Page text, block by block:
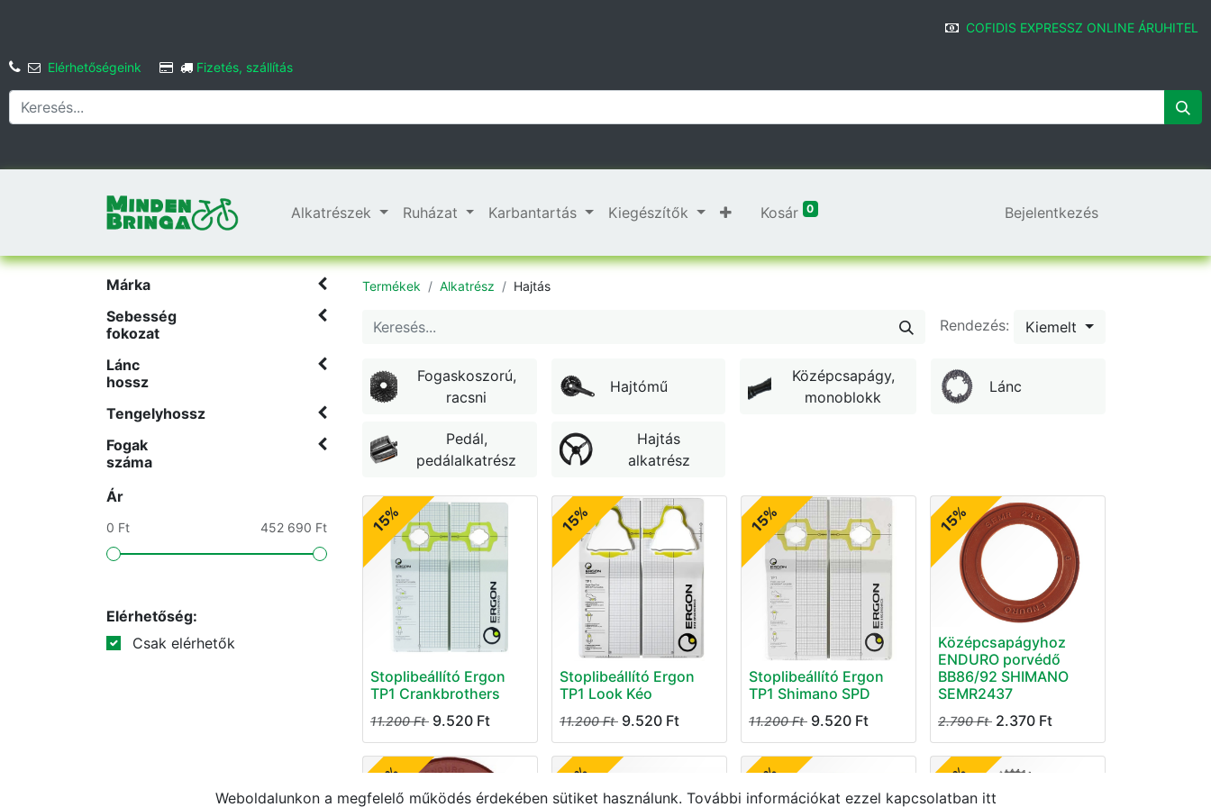
COFIDIS EXPRESSZ ONLINE ÁRUHITEL
Elérhetőségeink Fizetés, szállítás
Alkatrészek Ruházat Karbantartás Kiegészítők Kosár 0 Bejelentkezés
Márka
Sebesség
fokozat
Lánc
hossz
Tengelyhossz
Fogak
száma
Ár
0 Ft 452 690 Ft
Elérhetőség:
Csak elérhetők
Termékek Alkatrész Hajtás
Rendezés: Kiemelt
Fogaskoszorú,
racsni
Hajtómű
Középcsapágy,
monoblokk
Lánc
Pedál,
pedálalkatrész
Hajtás
alkatrész
15%
Stoplibeállító Ergon
TP1 Crankbrothers
11.200Ft 9.520 Ft
15%
Stoplibeállító Ergon
TP1 Look Kéo
11.200Ft 9.520 Ft
15%
Stoplibeállító Ergon
TP1 Shimano SPD
11.200Ft 9.520 Ft
15%
Középcsapágyhoz
ENDURO porvédő
BB86/92 SHIMANO
SEMR2437
2.790Ft 2.370 Ft
15% 15% 15% 15%
Weboldalunkon a megfelelő működés érdekében sütiket használunk. További információkat ezzel kapcsolatban itt